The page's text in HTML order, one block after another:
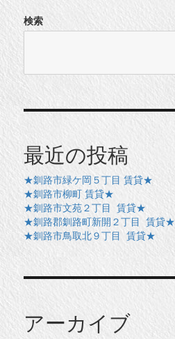
検索
最近の投稿
★釧路市緑ケ岡５丁目 賃貸★
★釧路市柳町 賃貸★
★釧路市文苑２丁目 賃貸★
★釧路郡釧路町新開２丁目 賃貸★
★釧路市鳥取北９丁目 賃貸★
アーカイブ